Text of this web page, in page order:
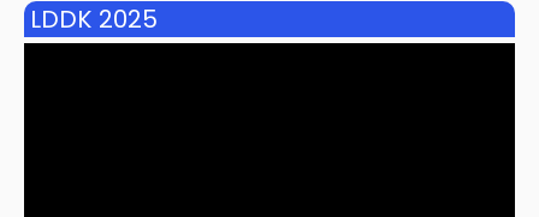
LDDK 2025